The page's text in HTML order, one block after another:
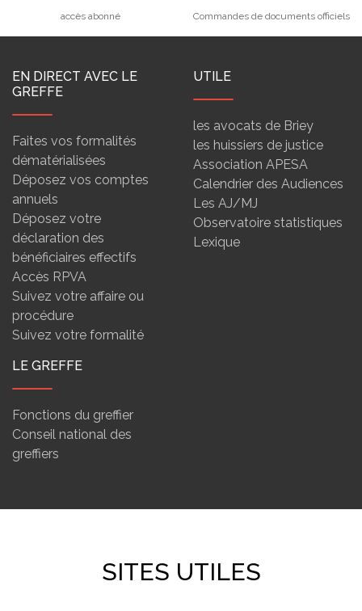
accès abonné Commandes de documents officiels
EN DIRECT AVEC LE
GREFFE
Faites vos formalités
dématérialisées
Déposez vos comptes
annuels
Déposez votre
déclaration des
bénéficiaires effectifs
Accès RPVA
Suivez votre affaire ou
procédure
Suivez votre formalité
UTILE
les avocats de Briey
les huissiers de justice
Association APESA
Calendrier des Audiences
Les AJ/MJ
Observatoire statistiques
Lexique
LE GREFFE
Fonctions du greffier
Conseil national des
greffiers
SITES UTILES